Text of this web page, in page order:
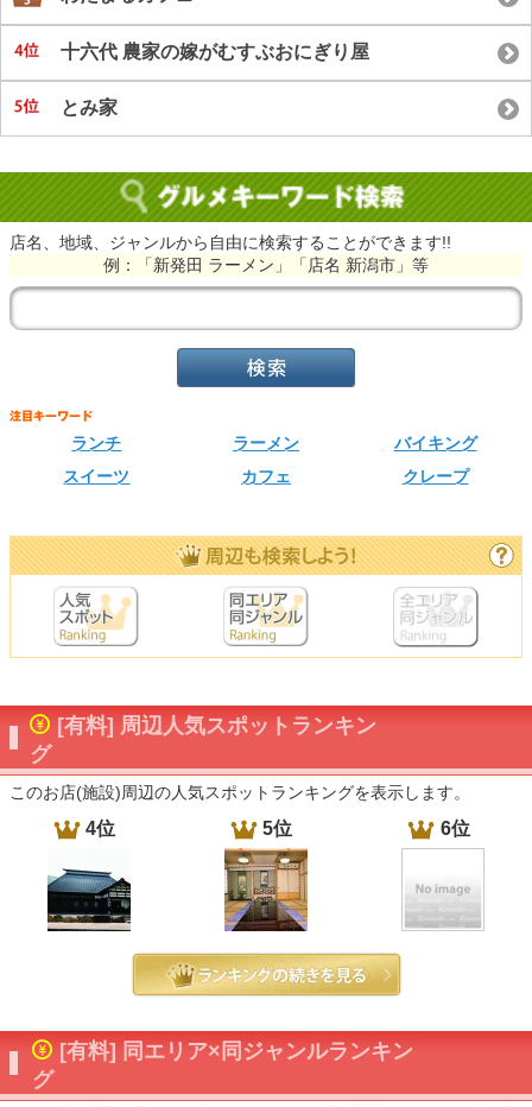
十六代 農家の嫁がむすぶおにぎり屋
とみ家
店名、地域、ジャンルから自由に検索することができます!!
例：「新発田 ラーメン」「店名 新潟市」等
ランチ ラーメン
バイキング
スイーツ
カフェ クレープ
[有料] 周辺人気スポットランキン
グ
このお店(施設)周辺の人気スポットランキングを表示します。
4位 5位 6位
[有料] 同エリア×同ジャンルランキン
グ